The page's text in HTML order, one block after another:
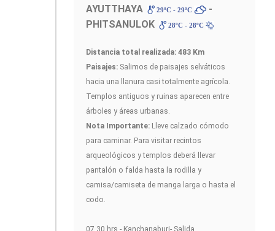
AYUTTHAYA
29ºC - 29ºC
-
PHITSANULOK
28ºC - 28ºC
Distancia total realizada: 483 Km
Paisajes: Salimos de paisajes selváticos
hacia una llanura casi totalmente agrícola.
Templos antiguos y ruinas aparecen entre
árboles y áreas urbanas.
Nota Importante: Lleve calzado cómodo
para caminar. Para visitar recintos
arqueológicos y templos deberá llevar
pantalón o falda hasta la rodilla y
camisa/camiseta de manga larga o hasta el
codo.
07.30 hrs.- Kanchanaburi- Salida